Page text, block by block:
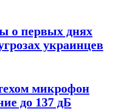
о первых днях
украинцев
микрофон
до 137 дБ